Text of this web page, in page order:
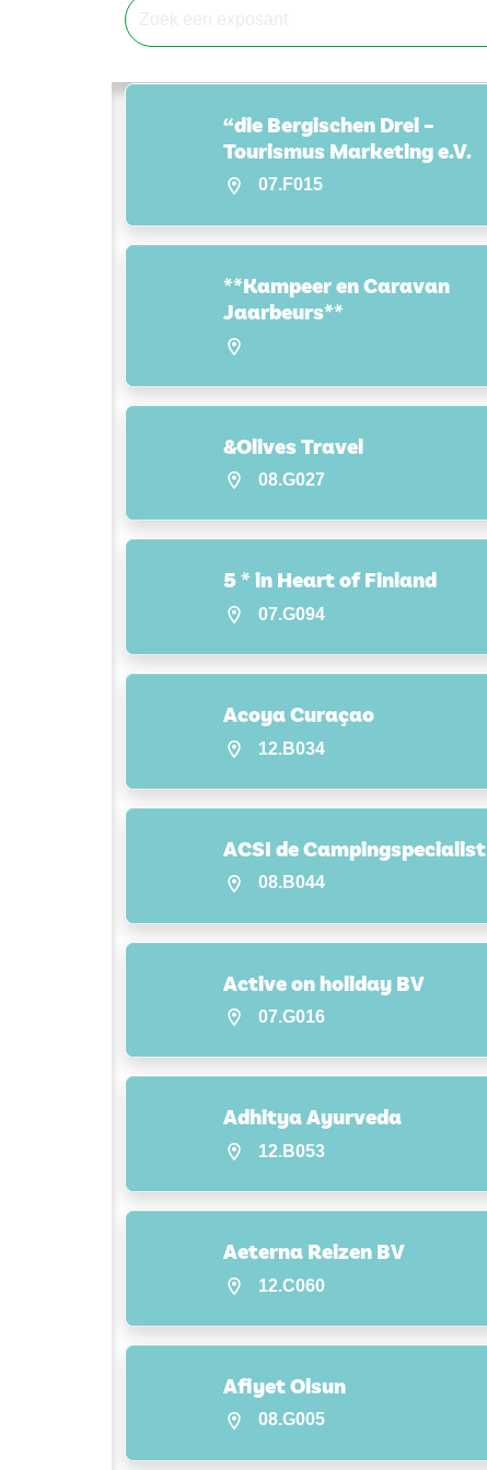
“die Bergischen Drei –
Tourismus Marketing e.V.
07.F015
**Kampeer en Caravan
Jaarbeurs**
&Olives Travel
08.G027
5 * in Heart of Finland
07.G094
Acoya Curaçao
12.B034
ACSI de Campingspecialist
08.B044
Active on holiday BV
07.G016
Adhitya Ayurveda
12.B053
Aeterna Reizen BV
12.C060
Afiyet Olsun
08.G005